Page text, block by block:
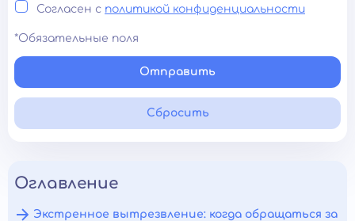
Согласен с политикой конфиденциальности
*Обязательные поля
Отправить
Сбросить
Оглавление
Экстренное вытрезвление: когда обращаться за